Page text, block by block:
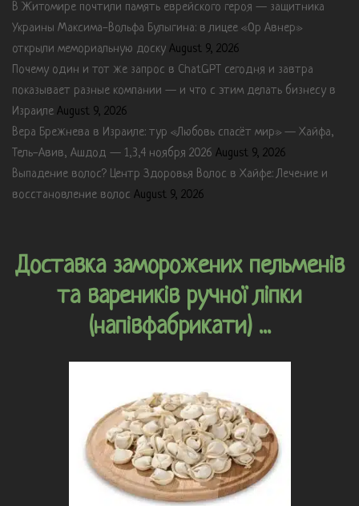
В Житомире почтили память еврейского героя — защитника
Украины Максима-Вольфа Булыгина: в лицее «Ор Авнер»
открыли мемориальную доску August 9, 2026
Почему один и тот же запрос в ChatGPT сегодня и завтра
показывает разные компании — и что с этим делать бизнесу в
Израиле August 9, 2026
Вера Брежнева в Израиле: тур «Любовь спасёт мир» — Хайфа,
Тель-Авив, Ашдод — 1,3,4 ноября 2026 August 9, 2026
Выпадение волос? Центр Здоровья Волос в Хайфе: Лечение и
восстановление волос August 9, 2026
Доставка заморожених пельменів
та вареників ручної ліпки
(напівфабрикати) ...